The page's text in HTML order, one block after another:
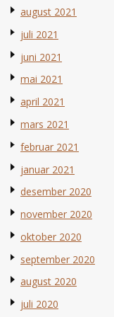
august 2021
juli 2021
juni 2021
mai 2021
april 2021
mars 2021
februar 2021
januar 2021
desember 2020
november 2020
oktober 2020
september 2020
august 2020
juli 2020